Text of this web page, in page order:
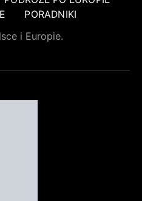
PORADNIKI
i Europie.